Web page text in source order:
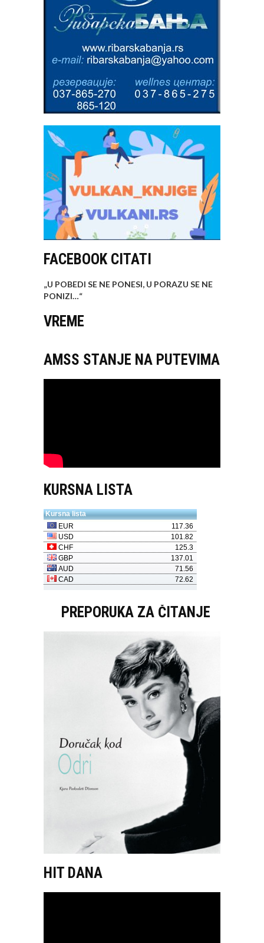
FACEBOOK CITATI
„U POBEDI SE NE PONESI, U PORAZU SE NE
PONIZI…“
VREME
AMSS STANJE NA PUTEVIMA
KURSNA LISTA
PREPORUKA ZA ČITANJE
HIT DANA